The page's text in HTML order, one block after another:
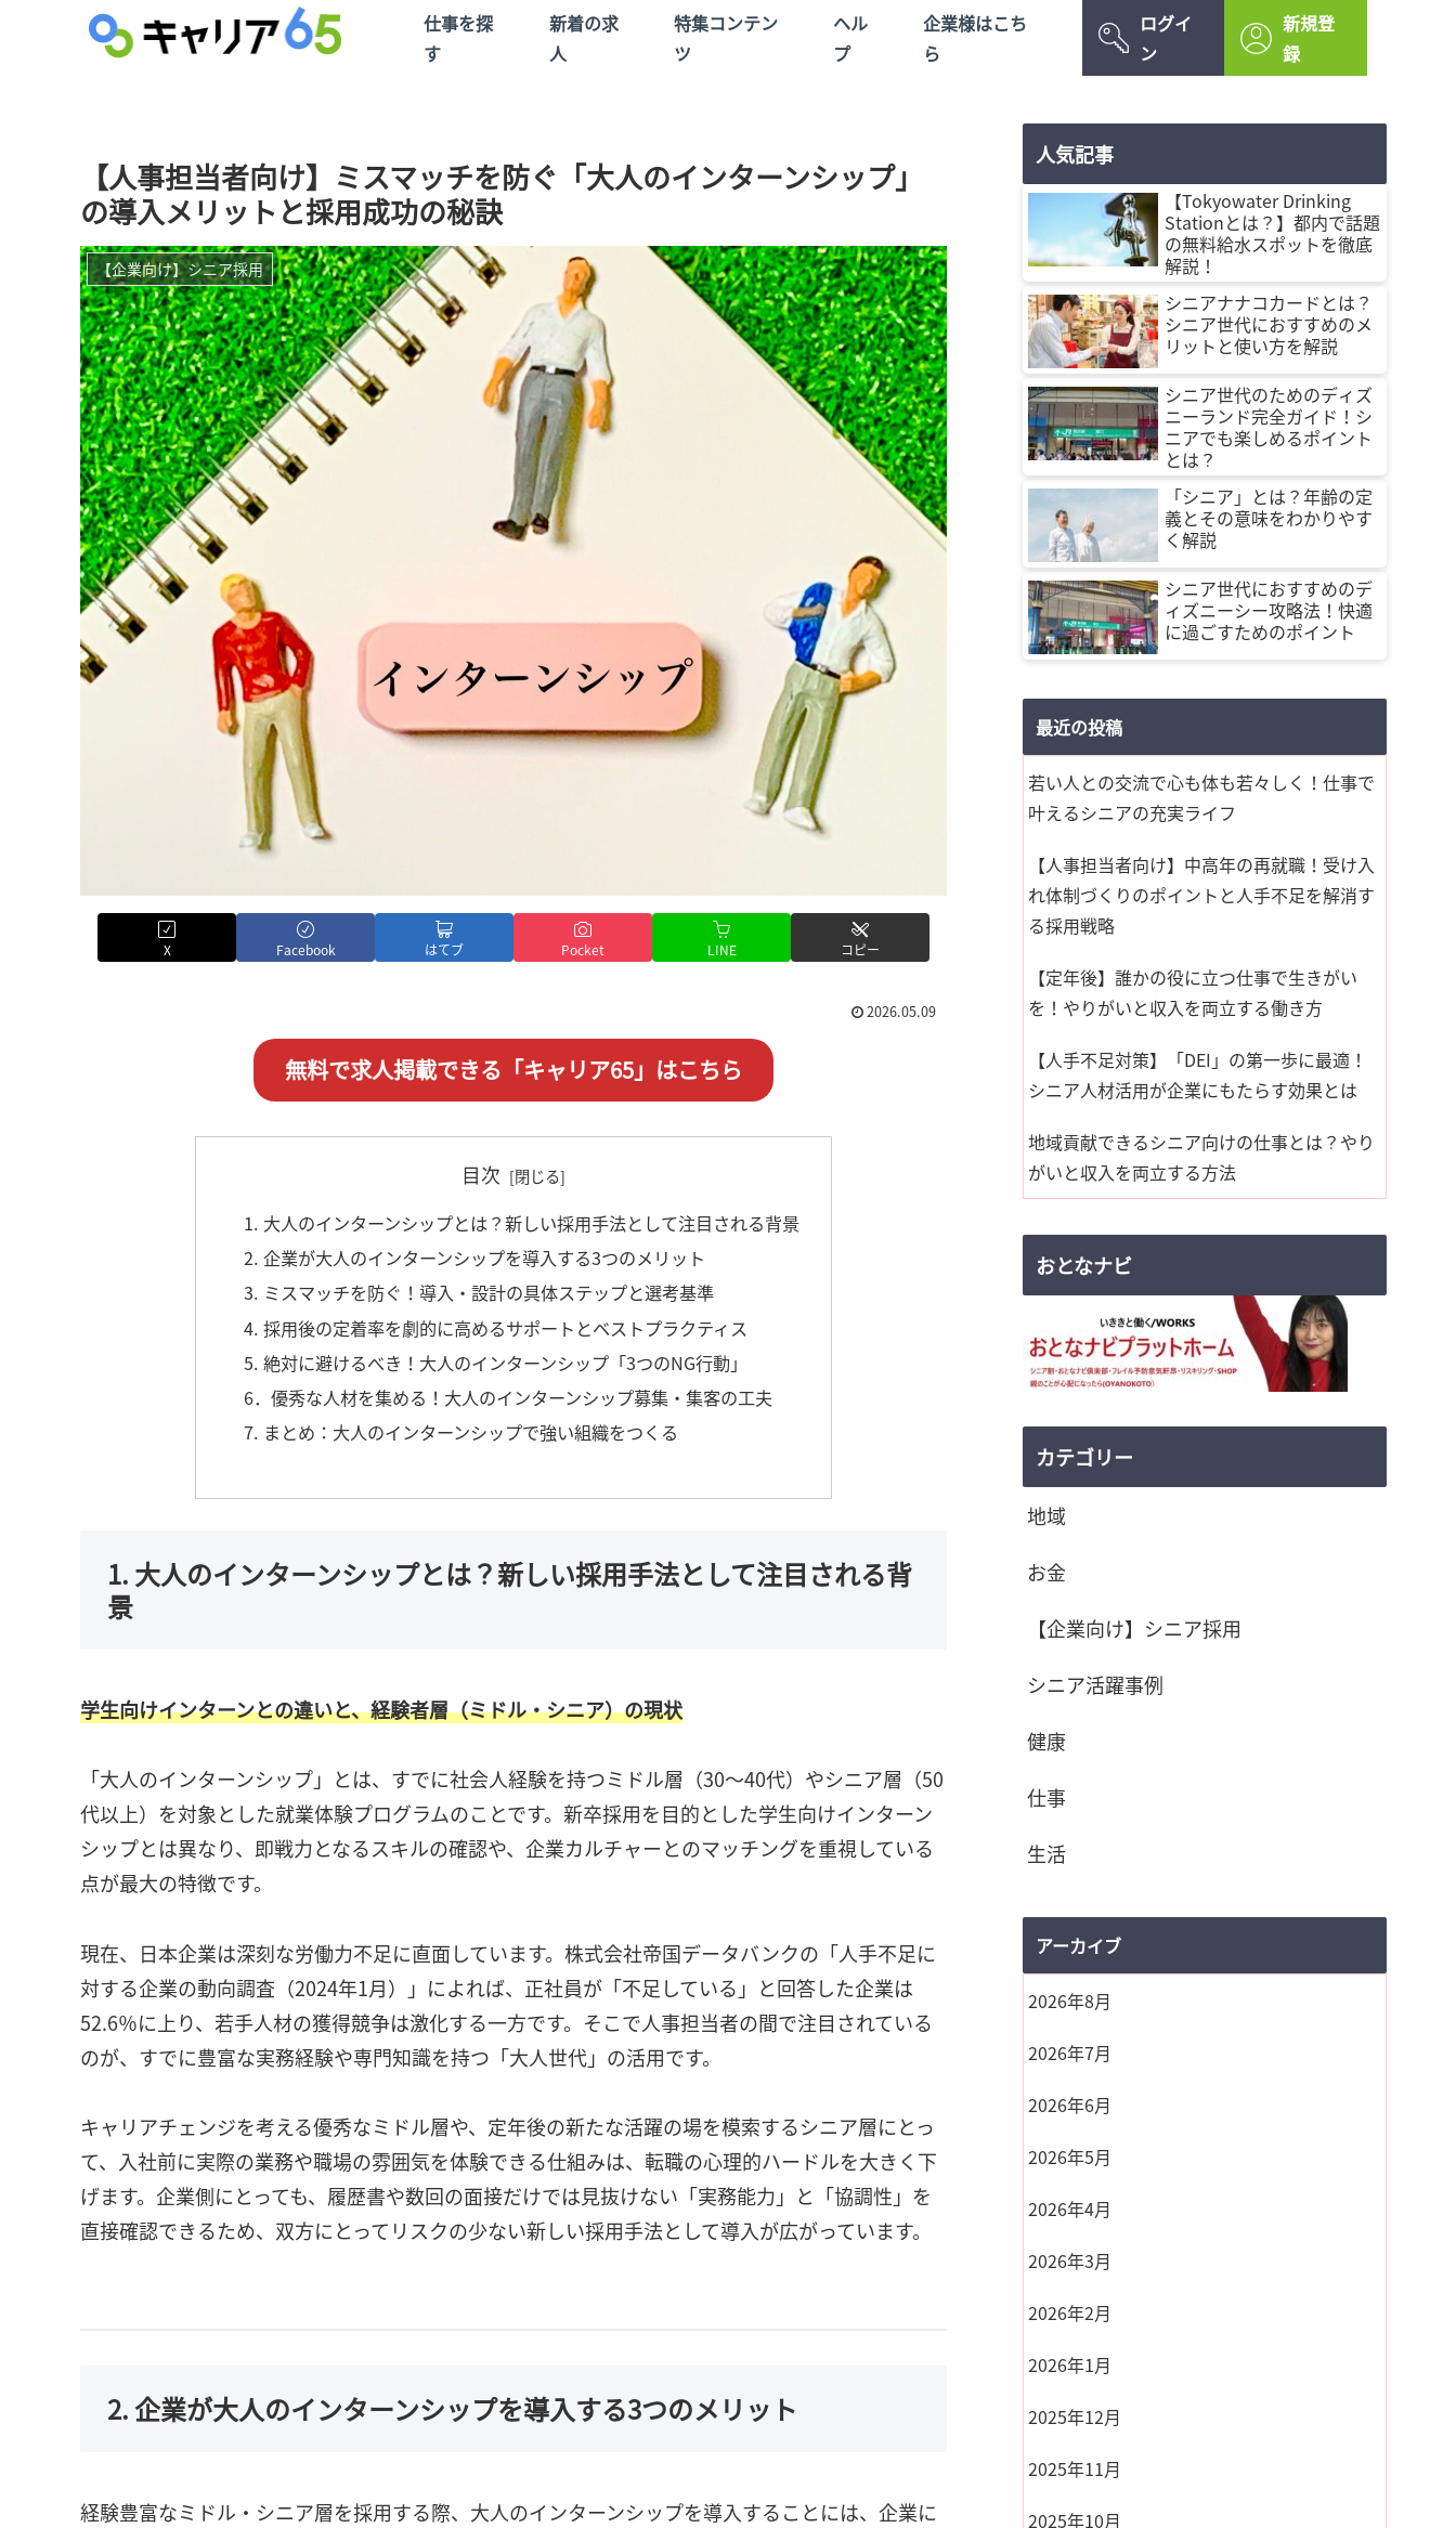
仕事を探
す
新着の求
人
特集コンテン
ツ
ヘル
プ
企業様はこち
ら
ログイ
ン
新規登
録
【人事担当者向け】ミスマッチを防ぐ「大人のインターンシップ」
の導入メリットと採用成功の秘訣
【企業向け】シニア採用
X Facebook はてブ Pocket LINE コピー
2026.05.09
無料で求人掲載できる「キャリア65」はこちら
目次
1. 大人のインターンシップとは？新しい採用手法として注目される背景
2. 企業が大人のインターンシップを導入する3つのメリット
3. ミスマッチを防ぐ！導入・設計の具体ステップと選考基準
4. 採用後の定着率を劇的に高めるサポートとベストプラクティス
5. 絶対に避けるべき！大人のインターンシップ「3つのNG行動」
6．優秀な人材を集める！大人のインターンシップ募集・集客の工夫
7. まとめ：大人のインターンシップで強い組織をつくる
1. 大人のインターンシップとは？新しい採用手法として注目される背
景
学生向けインターンとの違いと、経験者層（ミドル・シニア）の現状
「大人のインターンシップ」とは、すでに社会人経験を持つミドル層（30〜40代）やシニア層（50
代以上）を対象とした就業体験プログラムのことです。新卒採用を目的とした学生向けインターン
シップとは異なり、即戦力となるスキルの確認や、企業カルチャーとのマッチングを重視している
点が最大の特徴です。
現在、日本企業は深刻な労働力不足に直面しています。株式会社帝国データバンクの「人手不足に
対する企業の動向調査（2024年1月）」によれば、正社員が「不足している」と回答した企業は
52.6％に上り、若手人材の獲得競争は激化する一方です。そこで人事担当者の間で注目されている
のが、すでに豊富な実務経験や専門知識を持つ「大人世代」の活用です。
キャリアチェンジを考える優秀なミドル層や、定年後の新たな活躍の場を模索するシニア層にとっ
て、入社前に実際の業務や職場の雰囲気を体験できる仕組みは、転職の心理的ハードルを大きく下
げます。企業側にとっても、履歴書や数回の面接だけでは見抜けない「実務能力」と「協調性」を
直接確認できるため、双方にとってリスクの少ない新しい採用手法として導入が広がっています。
2. 企業が大人のインターンシップを導入する3つのメリット
経験豊富なミドル・シニア層を採用する際、大人のインターンシップを導入することには、企業に
人気記事
【Tokyowater Drinking
Stationとは？】都内で話題
の無料給水スポットを徹底
解説！
シニアナナコカードとは？
シニア世代におすすめのメ
リットと使い方を解説
シニア世代のためのディズ
ニーランド完全ガイド！シ
ニアでも楽しめるポイント
とは？
「シニア」とは？年齢の定
義とその意味をわかりやす
く解説
シニア世代におすすめのデ
ィズニーシー攻略法！快適
に過ごすためのポイント
最近の投稿
若い人との交流で心も体も若々しく！仕事で
叶えるシニアの充実ライフ
【人事担当者向け】中高年の再就職！受け入
れ体制づくりのポイントと人手不足を解消す
る採用戦略
【定年後】誰かの役に立つ仕事で生きがい
を！やりがいと収入を両立する働き方
【人手不足対策】「DEI」の第一歩に最適！
シニア人材活用が企業にもたらす効果とは
地域貢献できるシニア向けの仕事とは？やり
がいと収入を両立する方法
おとなナビ
カテゴリー
地域
お金
【企業向け】シニア採用
シニア活躍事例
健康
仕事
生活
アーカイブ
2026年8月
2026年7月
2026年6月
2026年5月
2026年4月
2026年3月
2026年2月
2026年1月
2025年12月
2025年11月
2025年10月